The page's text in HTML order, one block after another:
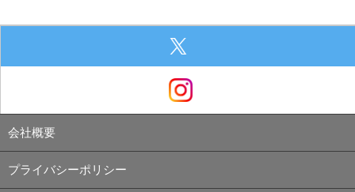
会社概要
プライバシーポリシー